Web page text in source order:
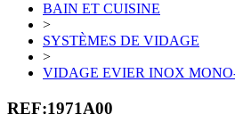
BAIN ET CUISINE
>
SYSTÈMES DE VIDAGE
>
VIDAGE EVIER INOX
REF:1971A00